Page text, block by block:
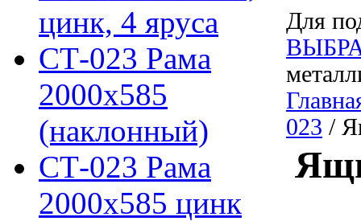
цинк, 4 яруса
СТ-023 Рама
2000х585
(наклонный)
СТ-023 Рама
2000х585 цинк
Для
023 /